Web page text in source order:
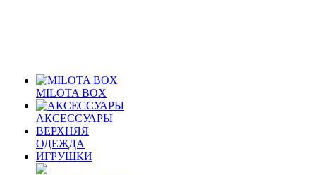
MILOTA BOX
АКСЕССУАРЫ
ВЕРХНЯЯ
ОДЕЖДА
ИГРУШКИ